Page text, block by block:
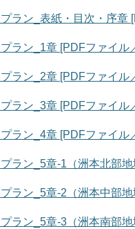
ラン_表紙・目次・序章
ラン_1章 [PDFファイル
ラン_2章 [PDFファイル
ラン_3章 [PDFファイル
ラン_4章 [PDFファイル
ラン_5章-1（洲本北部
ラン_5章-2（洲本中部
ラン_5章-3（洲本南部